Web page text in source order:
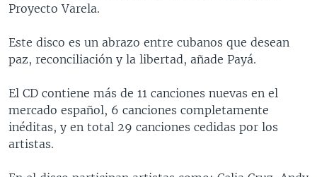
Proyecto Varela.
Este disco es un abrazo entre cubanos que desean
paz, reconciliación y la libertad, añade Payá.
El CD contiene más de 11 canciones nuevas en el
mercado español, 6 canciones completamente
inéditas, y en total 29 canciones cedidas por los
artistas.